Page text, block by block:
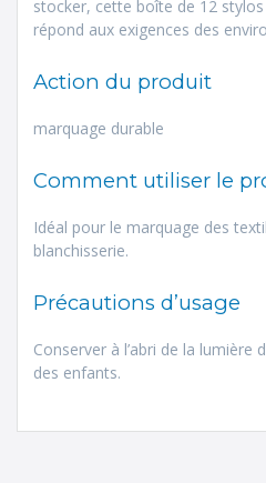
stocker, cette boîte de 12 stylos
répond aux exigences des
Action du produit
marquage durable
Comment utiliser le
Idéal pour le marquage des
blanchisserie.
Précautions d’usage
Conserver à l’abri de la
des enfants.